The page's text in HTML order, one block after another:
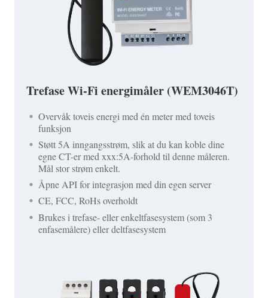
Trefase Wi-Fi energimåler (WEM3046T)
Overvåk toveis energi med én meter med toveis
funksjon
Støtt 5A inngangsstrøm, slik at du kan koble dine
egne CT-er med xxx:5A-forhold til denne måleren.
Mål stor strøm enkelt.
Åpne API for integrasjon med din egen server
CE, FCC, RoHs overholdt
Brukes i trefase- eller enkeltfasesystem (som 3
enfasemålere) eller deltfasesystem